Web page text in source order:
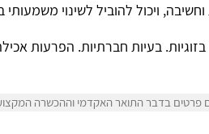
ויכול להוביל לשינוי משמעותי
בעיות חברתיות. הפרעות
בדבר התואר האקדמי וההכשרה